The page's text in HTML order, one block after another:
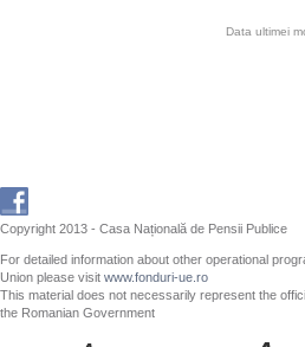
Data ultimei
Copyright 2013 - Casa Națională de Pensii Publice
For detailed information about other operational
Union please visit www.fonduri-ue.ro
This material does not necessarily represent the
the Romanian Government